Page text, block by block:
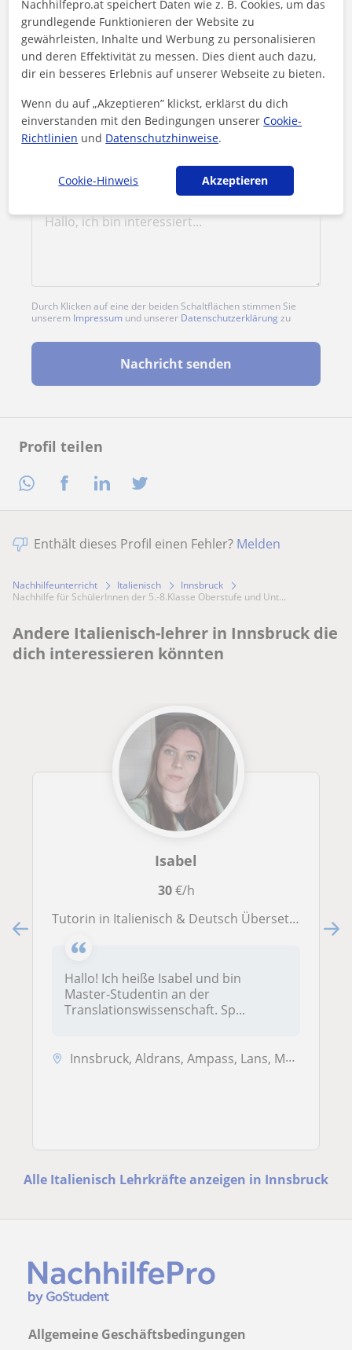
Profil teilen
1. Lektion gratis
Durch Klicken auf eine der beiden Schaltflächen stimmen Sie
unserem Impressum und unserer Datenschutzerklärung zu
Nachricht senden
Enthält dieses Profil einen Fehler? Melden
Nachhilfeunterricht Italienisch
Innsbruck
Nachhilfe für SchülerInnen der 5.-8.Klasse Oberstufe und Unt...
Andere Italienisch-lehrer in Innsbruck die
dich interessieren könnten
Isabel
30€/h
Tutorin in Italienisch & Deutsch Übersetzerin (Literatur & AV)
Hallo! Ich heiße Isabel und bin
Master-Studentin an der
Translationswissenschaft. Sp...
Innsbruck, Aldrans, Ampass, Lans, Mutters, Rum
Alle Italienisch Lehrkräfte anzeigen in Innsbruck
Allgemeine Geschäftsbedingungen
Nachhilfepro.at speichert Daten wie z. B. Cookies, um das
grundlegende Funktionieren der Website zu
gewährleisten, Inhalte und Werbung zu personalisieren
und deren Effektivität zu messen. Dies dient auch dazu,
dir ein besseres Erlebnis auf unserer Webseite zu bieten.
Wenn du auf „Akzeptieren” klickst, erklärst du dich
einverstanden mit den Bedingungen unsererCookie-
Richtlinien und Datenschutzhinweise.
Cookie-Hinweis Akzeptieren